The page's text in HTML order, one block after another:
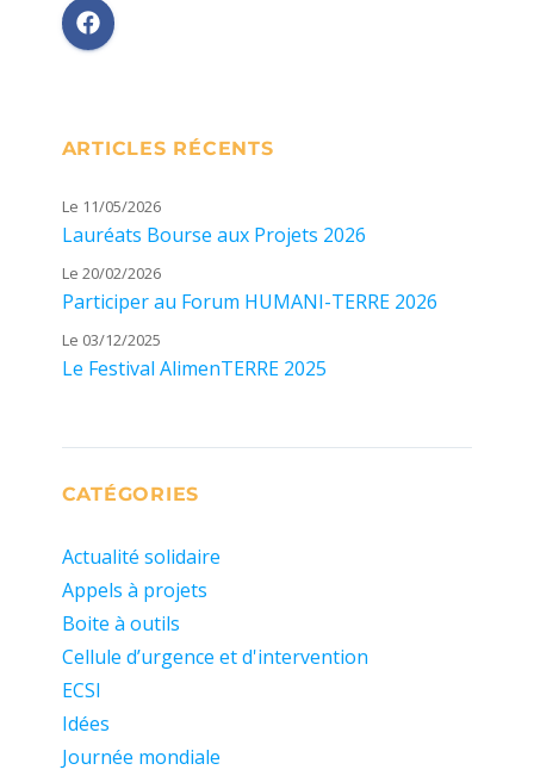
ARTICLES RÉCENTS
Le 11/05/2026
Lauréats Bourse aux Projets 2026
Le 20/02/2026
Participer au Forum HUMANI-TERRE 2026
Le 03/12/2025
Le Festival AlimenTERRE 2025
CATÉGORIES
Actualité solidaire
Appels à projets
Boite à outils
Cellule d’urgence et d'intervention
ECSI
Idées
Journée mondiale